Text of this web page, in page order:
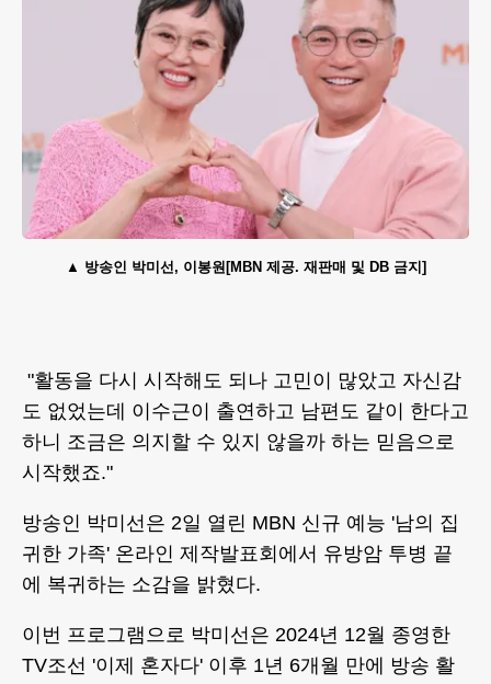
방송인 박미선, 이봉원[MBN 제공. 재판매 및 DB 금지]
"활동을 다시 시작해도 되나 고민이 많았고 자신감
도 없었는데 이수근이 출연하고 남편도 같이 한다고
하니 조금은 의지할 수 있지 않을까 하는 믿음으로
시작했죠."
방송인 박미선은 2일 열린 MBN 신규 예능 '남의 집
귀한 가족' 온라인 제작발표회에서 유방암 투병 끝
에 복귀하는 소감을 밝혔다.
이번 프로그램으로 박미선은 2024년 12월 종영한
TV조선 '이제 혼자다' 이후 1년 6개월 만에 방송 활